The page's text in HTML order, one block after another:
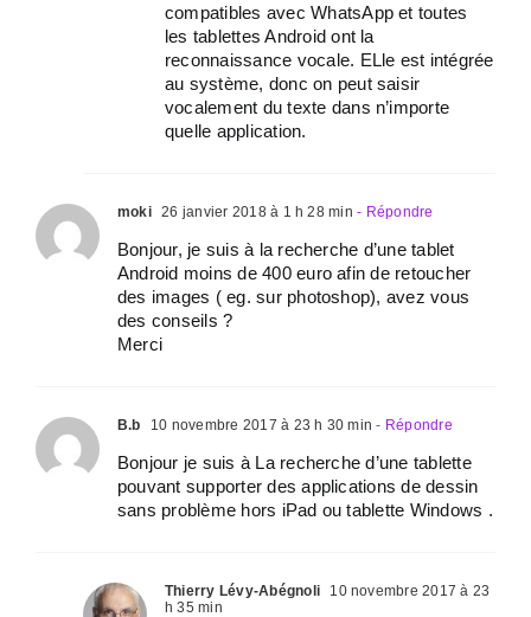
compatibles avec WhatsApp et toutes
les tablettes Android ont la
reconnaissance vocale. ELle est intégrée
au système, donc on peut saisir
vocalement du texte dans n’importe
quelle application.
moki 26 janvier 2018 à 1 h 28 min - Répondre
Bonjour, je suis à la recherche d’une tablet
Android moins de 400 euro afin de retoucher
des images ( eg. sur photoshop), avez vous
des conseils ?
Merci
B.b 10 novembre 2017 à 23 h 30 min - Répondre
Bonjour je suis à La recherche d’une tablette
pouvant supporter des applications de dessin
sans problème hors iPad ou tablette Windows .
Thierry Lévy-Abégnoli
10 novembre 2017 à 23
h 35 min